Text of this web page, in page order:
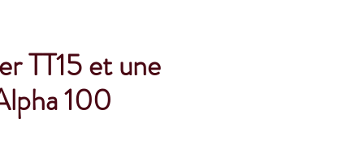
TT15 et une
100